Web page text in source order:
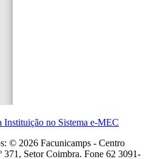
Instituição no Sistema e-MEC
© 2026 Facunicamps - Centro
Setor Coimbra. Fone 62 3091-